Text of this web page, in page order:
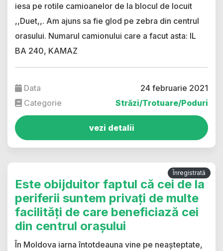
iesa pe rotile camioanelor de la blocul de locuit
,,Duet,,. Am ajuns sa fie glod pe zebra din centrul
orasului. Numarul camionului care a facut asta: IL
BA 240, KAMAZ
Data
24 februarie 2021
Categorie
Străzi/Trotuare/Poduri
vezi detalii
Înregistrată
Este obijduitor faptul că cei de la
periferii suntem privați de multe
facilități de care beneficiază cei
din centrul orașului
În Moldova iarna întotdeauna vine pe neașteptate,